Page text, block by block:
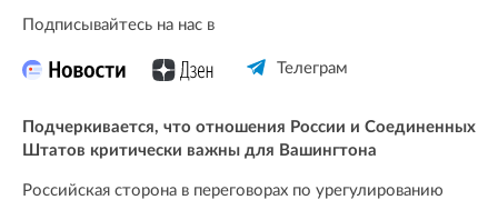
Подписывайтесь на нас в
Телеграм
Подчеркивается, что отношения России и Соединенных
Штатов критически важны для Вашингтона
Российская сторона в переговорах по урегулированию